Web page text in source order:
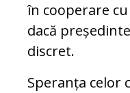
în cooperare
dacă
discret.
Speranța celor